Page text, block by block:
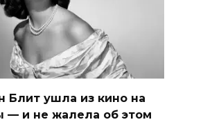
Блит ушла из кино на
— и не жалела об этом